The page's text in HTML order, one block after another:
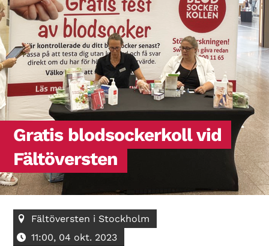
OM OSS
GRATIS DIABETESPRODUKTER
Blodsockerkollen
Gratis blodsockerkoll vid
Fältöversten
Fältöversten i Stockholm
11:00, 04 okt. 2023